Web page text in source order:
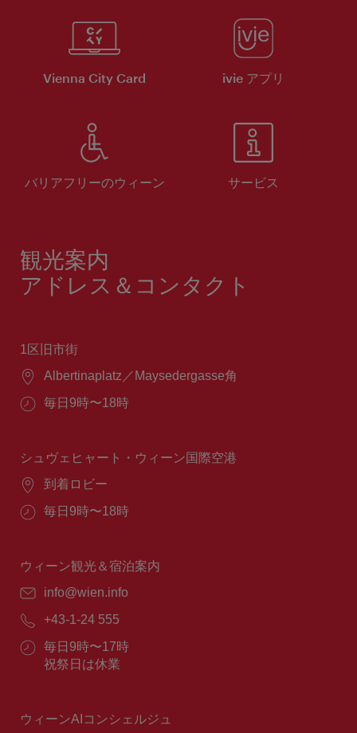
Vienna City Card ivie アプリ
バリアフリーのウィーン サービス
観光案内
アドレス＆コンタクト
1区旧市街
場
Albertinaplatz／Maysedergasse角
営
間：
毎日9時〜18時
シュヴェヒャート・ウィーン国際空港
場
到着ロビー
営
間：
毎日9時〜18時
ウィーン観光＆宿泊案内
E
ー
ル：
info@wien.info
電
番
号：
+43-1-24 555
営
業
毎日9時〜17時
祝祭日は休業
ウィーンAIコンシェルジュ